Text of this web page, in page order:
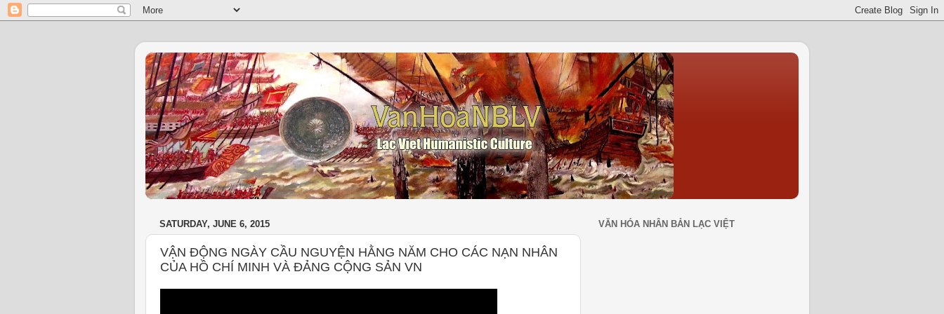
SATURDAY, JUNE 6, 2015
VẬN ĐỘNG NGÀY CẦU NGUYỆN HẰNG NĂM CHO CÁC NẠN NHÂN
CỦA HỒ CHÍ MINH VÀ ĐẢNG CỘNG SẢN VN
VĂN HÓA NHÂN BẢN LẠC VIỆT